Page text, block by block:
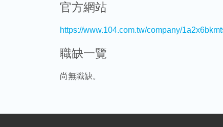
官方網站
https://www.104.com.tw/company/
職缺一覽
尚無職缺。